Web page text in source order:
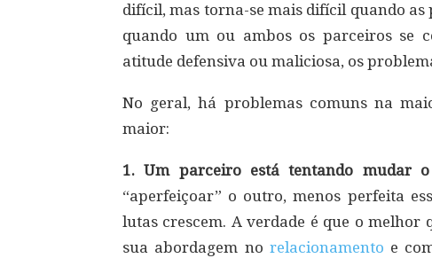
difícil, mas torna-se mais difícil quando as
quando um ou ambos os parceiros se
atitude defensiva ou maliciosa, os
No geral, há problemas comuns na
maior:
1. Um parceiro está tentando mudar
“aperfeiçoar” o outro, menos perfeita
lutas crescem. A verdade é que o melhor
sua abordagem no relacionamento e